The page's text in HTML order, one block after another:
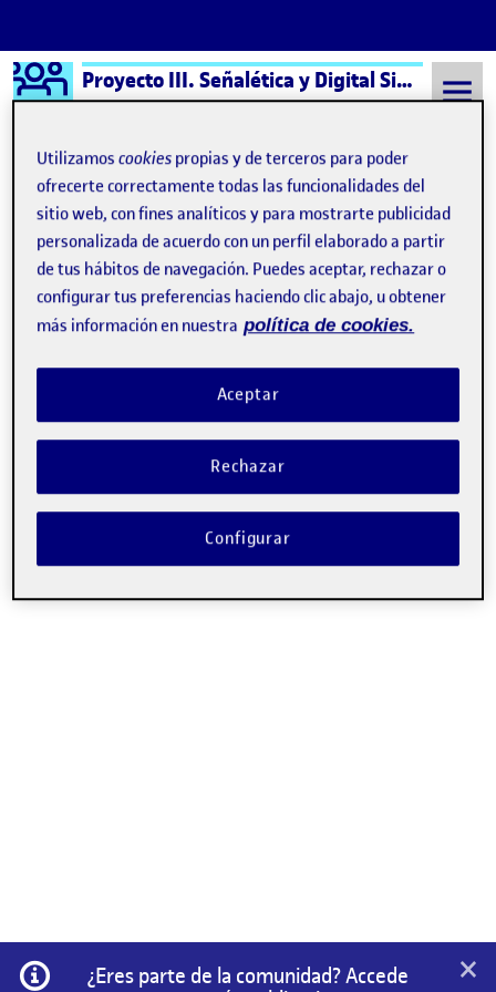
Saltar al contenido
Logo Ágora Proyecto III. Señalética y Digital Signage aula 4
Semestre 20212 - Aula 4 18 Mayo, 2022
18 Mayo, 2022
Aplicación del sistema de señalética
Publicado por
Elsa Díaz Escribano
Fecha de publicación18 mayo, 2022 5:17 pm
-comentario
Hola chicos :) ! Aqui os dejo mi formalización del sistema de
señalética, espero que os guste, un saludo ! :) PEC4 - Aplicación
Información
¿Eres parte de la comunidad? Accede
×
Utilizamoscookies propias y de terceros para poder
ofrecerte correctamente todas las funcionalidades del
sitio web, con fines analíticos y para mostrarte publicidad
personalizada de acuerdo con un perfil elaborado a partir
de tus hábitos de navegación. Puedes aceptar, rechazar o
configurar tus preferencias haciendo clic abajo, u obtener
más información en nuestra política de cookies.
Rechazar
Aceptar
Configurar